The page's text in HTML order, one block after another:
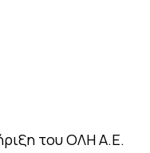
του ΟΛΗ Α.Ε.